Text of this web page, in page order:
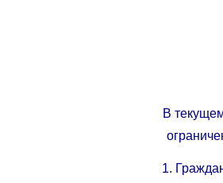
В
1.